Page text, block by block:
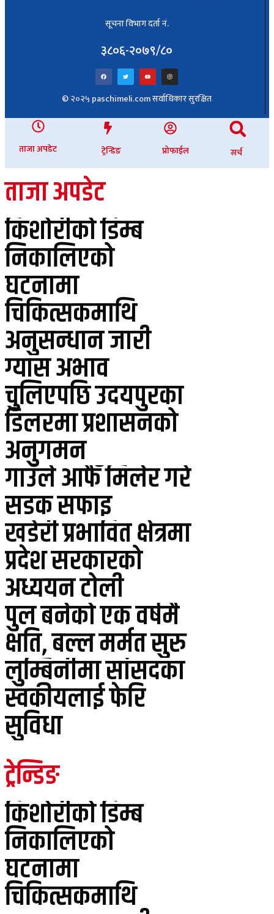
सूचना विभाग दर्ता नं.
३८०६-२०७९/८०
© २०२५ paschimeli.com सर्वाधिकार सुरक्षित
ताजा अपडेट ट्रेन्डिङ प्रोफाईल सर्च
ताजा अपडेट
किशोरीको डिम्ब
निकालिएको
घटनामा
चिकित्सकमाथि
अनुसन्धान जारी
ग्यास अभाव
चुलिएपछि उदयपुरका
डिलरमा प्रशासनको
अनुगमन
गाउँले आफैँ मिलेर गरे
सडक सफाइ
खडेरी प्रभावित क्षेत्रमा
प्रदेश सरकारको
अध्ययन टोली
पुल बनेको एक वर्षमै
क्षति, बल्ल मर्मत सुरु
लुम्बिनीमा सांसदका
स्वकीयलाई फेरि
सुविधा
ट्रेन्डिङ
किशोरीको डिम्ब
निकालिएको
घटनामा
चिकित्सकमाथि